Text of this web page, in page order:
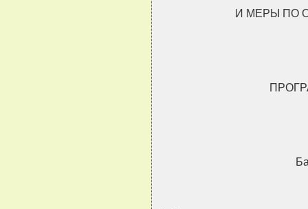
И МЕРЫ ПО